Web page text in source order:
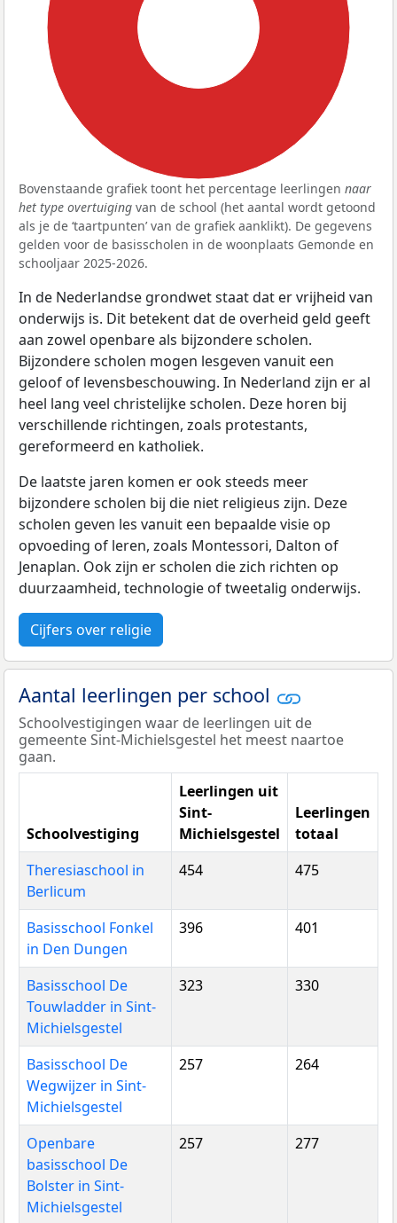
Bovenstaande grafiek toont het percentage leerlingen naar
het type overtuiging van de school (het aantal wordt getoond
als je de ‘taartpunten’ van de grafiek aanklikt). De gegevens
gelden voor de basisscholen in de woonplaats Gemonde en
schooljaar 2025-2026.
In de Nederlandse grondwet staat dat er vrijheid van
onderwijs is. Dit betekent dat de overheid geld geeft
aan zowel openbare als bijzondere scholen.
Bijzondere scholen mogen lesgeven vanuit een
geloof of levensbeschouwing. In Nederland zijn er al
heel lang veel christelijke scholen. Deze horen bij
verschillende richtingen, zoals protestants,
gereformeerd en katholiek.
De laatste jaren komen er ook steeds meer
bijzondere scholen bij die niet religieus zijn. Deze
scholen geven les vanuit een bepaalde visie op
opvoeding of leren, zoals Montessori, Dalton of
Jenaplan. Ook zijn er scholen die zich richten op
duurzaamheid, technologie of tweetalig onderwijs.
Cijfers over religie
Aantal leerlingen per school
Schoolvestigingen waar de leerlingen uit de
gemeente Sint-Michielsgestel het meest naartoe
gaan.
Schoolvestiging
Leerlingen uit
Sint-
Michielsgestel
Leerlingen
totaal
Theresiaschool in
Berlicum
454 475
Basisschool Fonkel
in Den Dungen
396 401
Basisschool De
Touwladder in Sint-
Michielsgestel
323 330
Basisschool De
Wegwijzer in Sint-
Michielsgestel
257 264
Openbare
basisschool De
Bolster in Sint-
Michielsgestel
257 277